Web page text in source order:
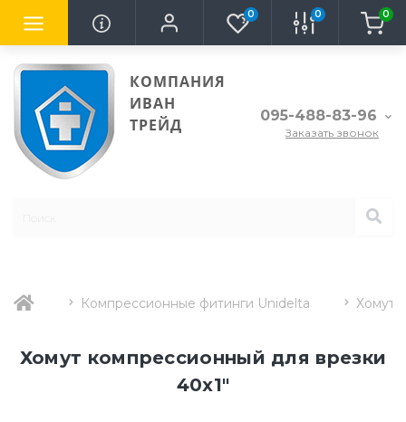
0 0 0
КОМПАНИЯ
ИВАН
ТРЕЙД
095-488-83-96
Заказать звонок
Компрессионные фитинги Unidelta Хомут
Хомут компрессионный для врезки
40х1"